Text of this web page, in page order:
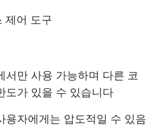
제어 도구
서만 사용 가능하며 다른 코
도가 있을 수 있습니다
용자에게는 압도적일 수 있음